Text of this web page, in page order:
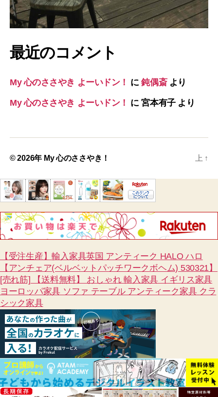
最近のコメント
My 心のささやき よーいドン！ に鈍偶斎より
My 心のささやき よーいドン！ に宮本有子より
© 2026年 My 心のささやき！ 上 ↑
【受注生産】輸入家具英国 アンティーク HALO ハロ
【アンチェア(ベルベットパッチワークボヘム) 530321】
[売れ筋] 【送料無料】 おしゃれ 輸入家具 イギリス家具
ヨーロッパ家具 ソファ テーブル アンティーク家具 クラ
シック家具